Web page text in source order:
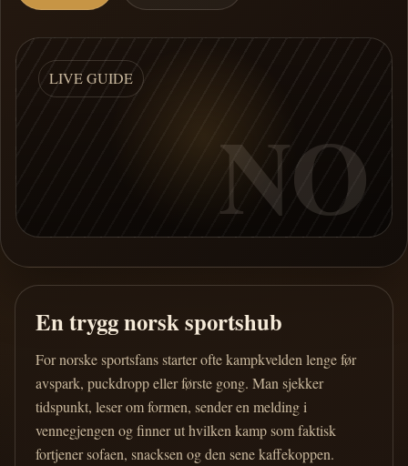
LIVE GUIDE
NO
En trygg norsk sportshub
For norske sportsfans starter ofte kampkvelden lenge før
avspark, puckdropp eller første gong. Man sjekker
tidspunkt, leser om formen, sender en melding i
vennegjengen og finner ut hvilken kamp som faktisk
fortjener sofaen, snacksen og den sene kaffekoppen.